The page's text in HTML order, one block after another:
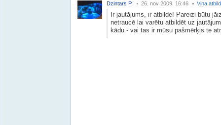
Dzintars P. 26. nov 2009. 16:46 Viņa
Ir jautājums, ir atbilde! Pareizi būtu
netraucē lai varētu atbildēt uz
kādu - vai tas ir mūsu pašmērķis te